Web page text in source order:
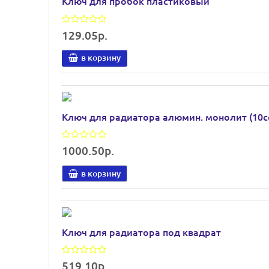
129.05р.
в корзину
Ключ для радиатора алюмин. монолит
1000.50р.
в корзину
Ключ для радиатора под квадрат
519.10р.